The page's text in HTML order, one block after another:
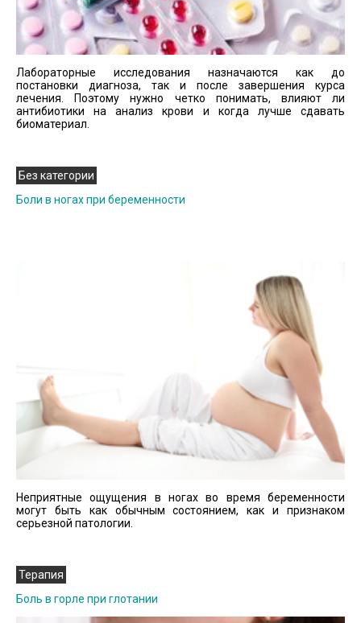
Лабораторные исследования назначаются как до
постановки диагноза, так и после завершения курса
лечения. Поэтому нужно четко понимать, влияют ли
антибиотики на анализ крови и когда лучше сдавать
биоматериал.
Без категории
Боли в ногах при беременности
Неприятные ощущения в ногах во время беременности
могут быть как обычным состоянием, как и признаком
серьезной патологии.
Терапия
Боль в горле при глотании